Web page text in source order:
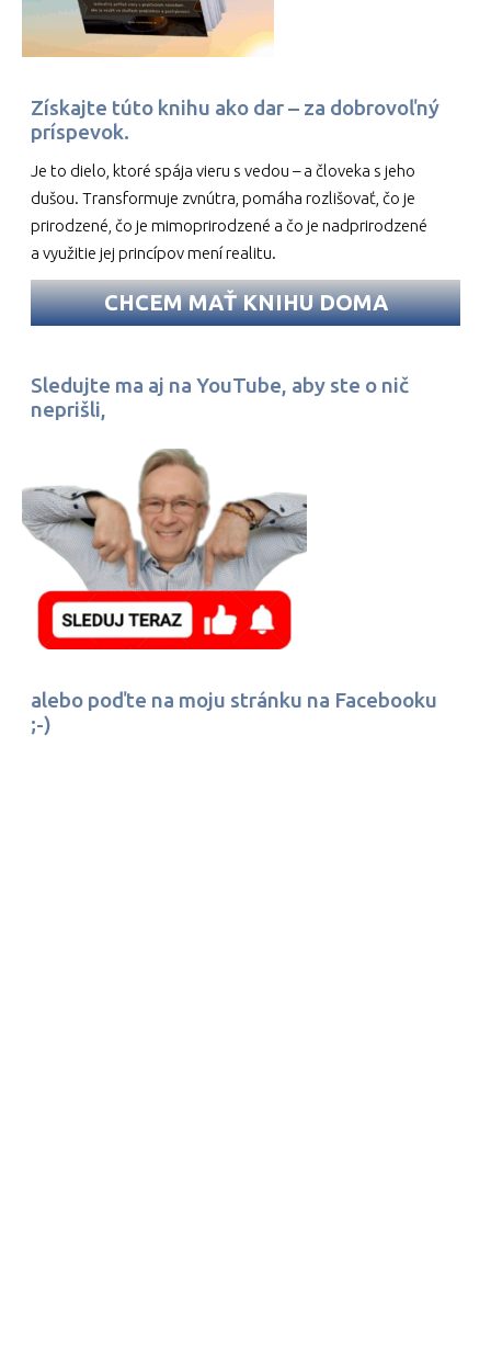
Získajte túto knihu ako dar – za dobrovoľný
príspevok.
Je to dielo, ktoré spája vieru s vedou – a človeka s jeho
dušou. Transformuje zvnútra, pomáha rozlišovať, čo je
prirodzené, čo je mimoprirodzené a čo je nadprirodzené
a využitie jej princípov mení realitu.
CHCEM MAŤ KNIHU DOMA
Sledujte ma aj na YouTube, aby ste o nič
neprišli,
alebo poďte na moju stránku na Facebooku
;-)